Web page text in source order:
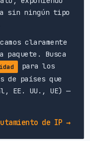
sin ningún tipo
claramente
paquete. Busca
para los
de países que
EE. UU., UE) —
de IP →